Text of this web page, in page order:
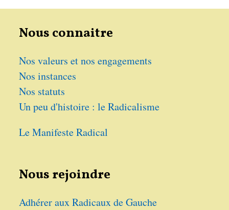
Nous connaitre
Nos valeurs et nos engagements
Nos instances
Nos statuts
Un peu d'histoire : le Radicalisme
Le Manifeste Radical
Nous rejoindre
Adhérer aux Radicaux de Gauche